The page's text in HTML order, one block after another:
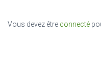
Vous devez être connecté